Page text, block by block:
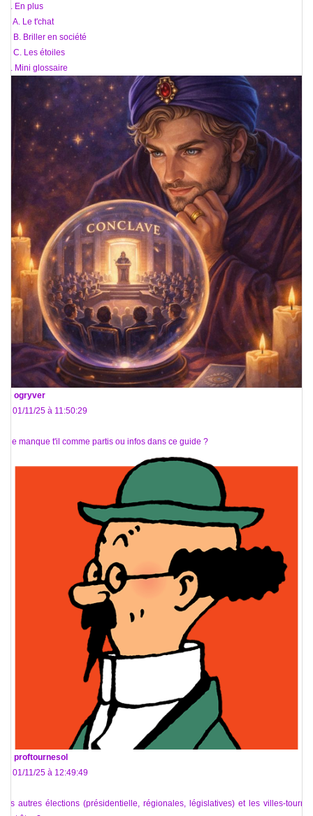
VII. En plus
..... A. Le t'chat
..... B. Briller en société
..... C. Les étoiles
VII. Mini glossaire
ogryver
Le 01/11/25 à 11:50:29
Que manque t'il comme partis ou infos dans ce guide ?
proftournesol
Le 01/11/25 à 12:49:49
Les autres élections (présidentielle, régionales, législatives) et les villes-tournoi